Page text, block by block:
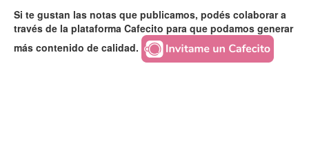
Si te gustan las notas que publicamos, podés colaborar a
través de la plataforma Cafecito para que podamos generar
más contenido de calidad.